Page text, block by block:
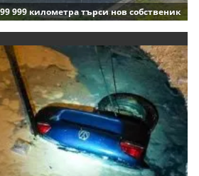
999 километра търси нов собственик